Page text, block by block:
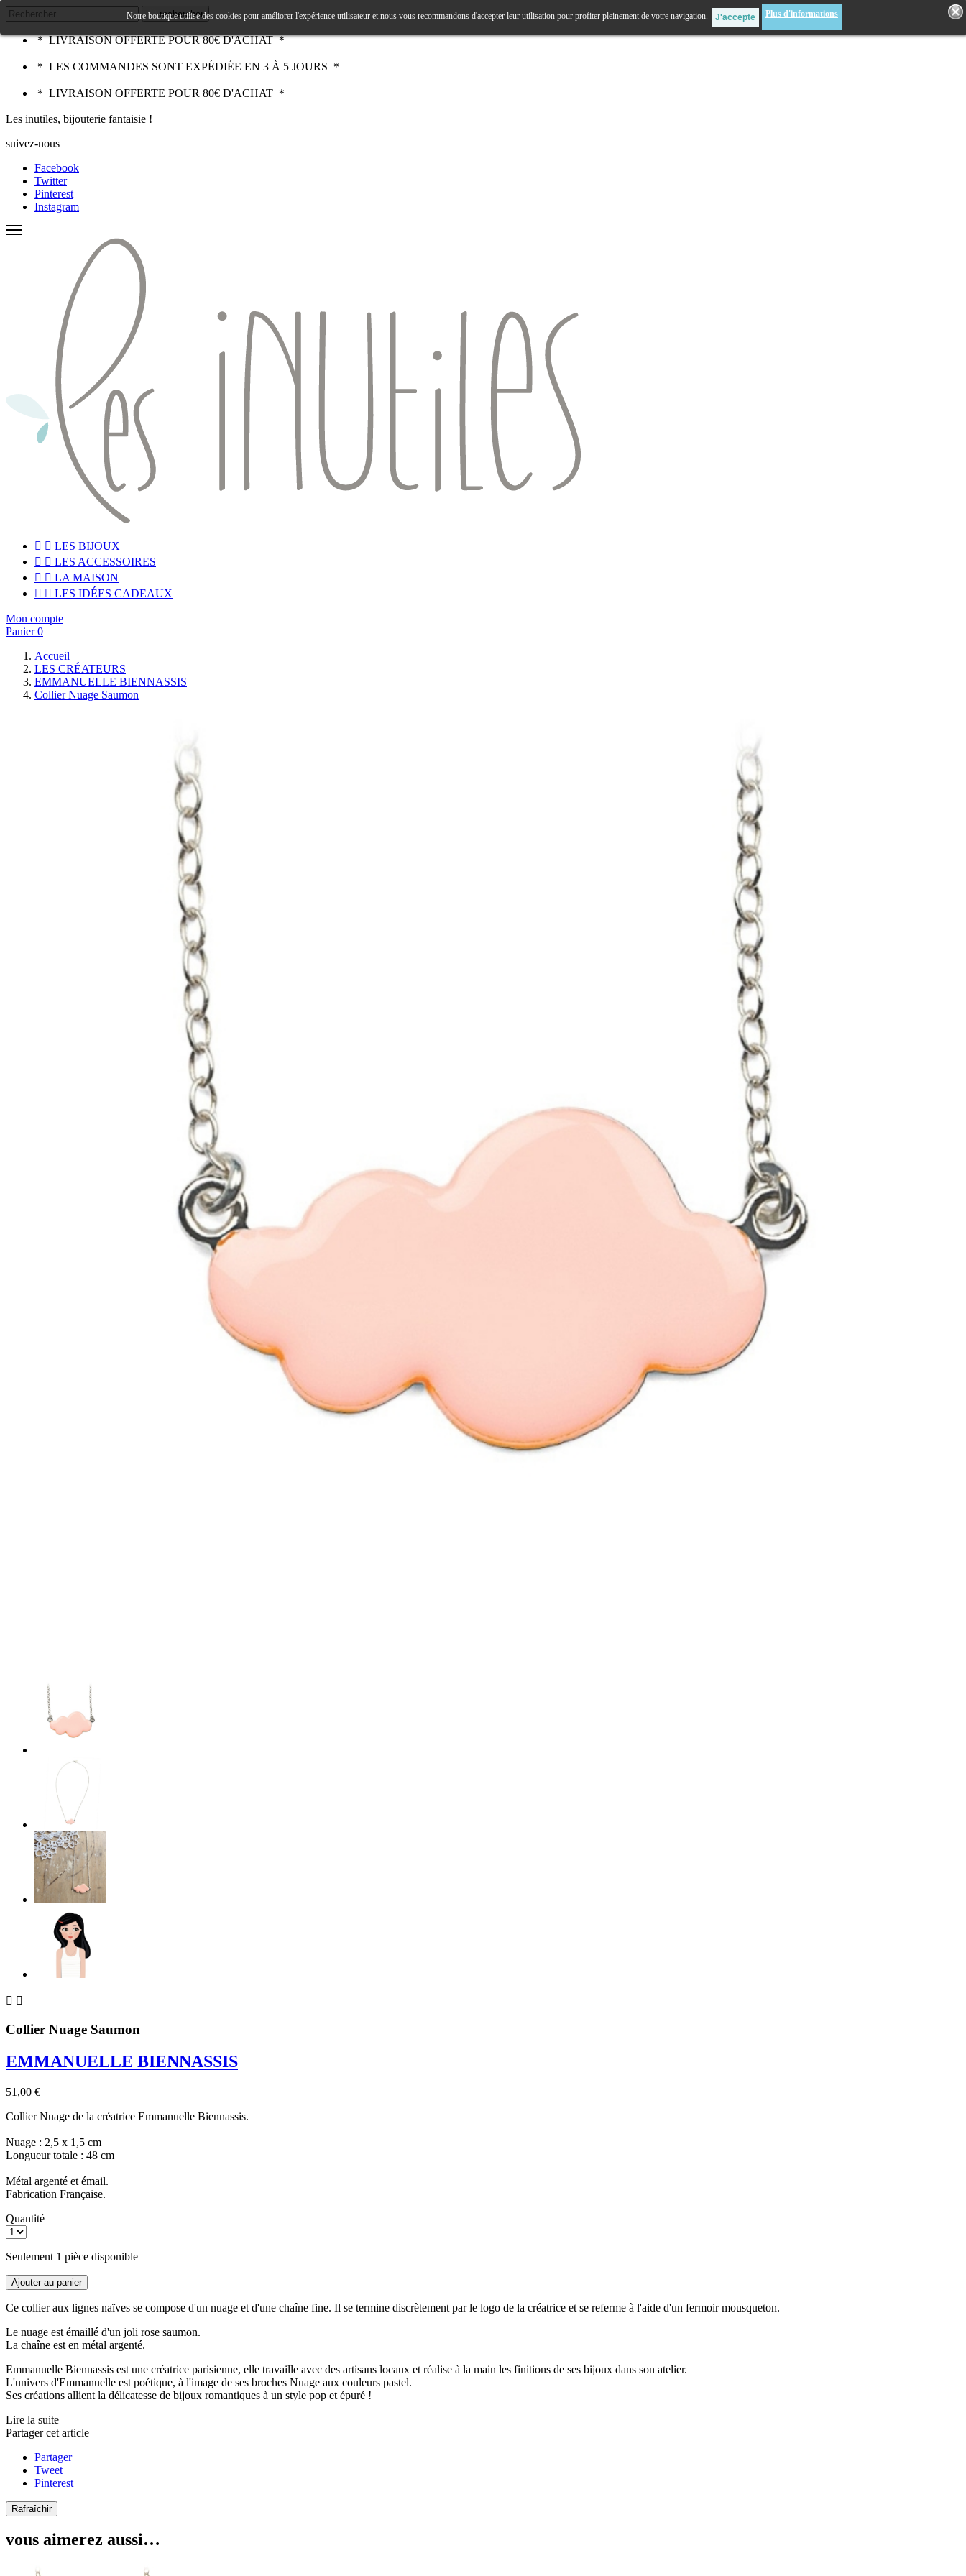
rechercher
＊ LIVRAISON OFFERTE POUR 80€ D'ACHAT ＊
＊ LES COMMANDES SONT EXPÉDIÉE EN 3 À 5 JOURS ＊
＊ LIVRAISON OFFERTE POUR 80€ D'ACHAT ＊
Les inutiles, bijouterie fantaisie !
suivez-nous
Facebook
Twitter
Pinterest
Instagram
  LES BIJOUX
  LES ACCESSOIRES
  LA MAISON
  LES IDÉES CADEAUX
Mon compte
Panier 0
Notre boutique utilise des cookies pour améliorer l'expérience utilisateur et nous vous recommandons d'accepter leur utilisation pour profiter pleinement de votre navigation. Plus d'informations
Accueil
LES CRÉATEURS
EMMANUELLE BIENNASSIS
Collier Nuage Saumon
 
Collier Nuage Saumon
EMMANUELLE BIENNASSIS
51,00 €
Collier Nuage de la créatrice Emmanuelle Biennassis.
Nuage : 2,5 x 1,5 cm
Longueur totale : 48 cm
Métal argenté et émail.
Fabrication Française.
Quantité
Seulement 1 pièce disponible
Ajouter au panier
Ce collier aux lignes naïves se compose d'un nuage et d'une chaîne fine. Il se termine discrètement par le logo de la créatrice et se referme à l'aide d'un fermoir mousqueton.
Le nuage est émaillé d'un joli rose saumon.
La chaîne est en métal argenté.
Emmanuelle Biennassis est une créatrice parisienne, elle travaille avec des artisans locaux et réalise à la main les finitions de ses bijoux dans son atelier.
L'univers d'Emmanuelle est poétique, à l'image de ses broches Nuage aux couleurs pastel.
Ses créations allient la délicatesse de bijoux romantiques à un style pop et épuré !
Lire la suite
Partager cet article
Partager
Tweet
Pinterest
vous aimerez aussi…